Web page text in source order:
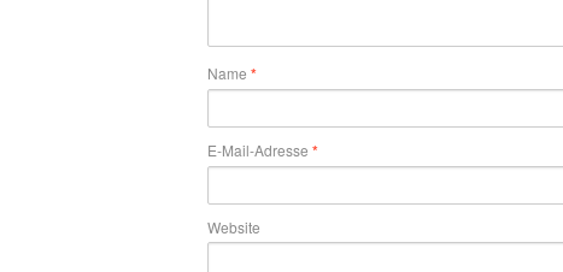
Name *
E-Mail-Adresse *
Website